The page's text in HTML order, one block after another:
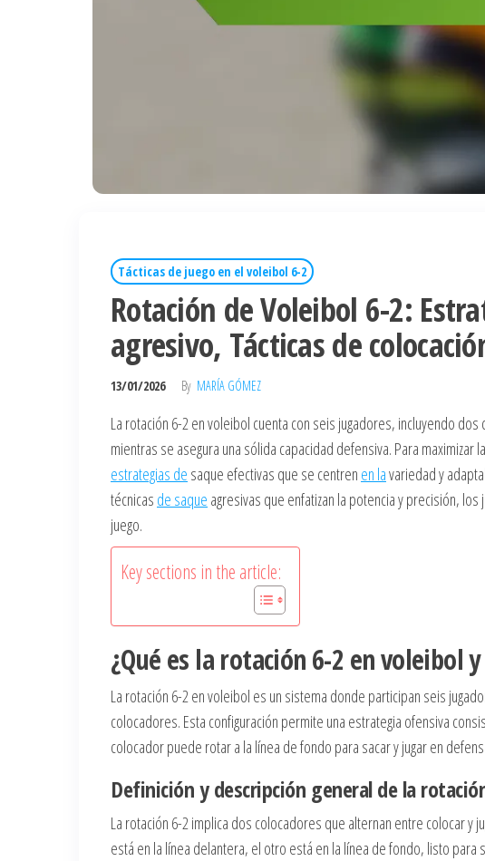
Tácticas de juego en el voleibol 6-2
Rotación de Voleibol 6-2:
agresivo, Tácticas de
13/01/2026 By MARÍA GÓMEZ
La rotación 6-2 en voleibol cuenta con seis jugadores, incluyendo
mientras se asegura una sólida capacidad defensiva. Para
estrategias de saque efectivas que se centren en lavariedad y
técnicas de saque agresivas que enfatizan la potencia y precisión,
juego.
Key sections in the article:
¿Qué es la rotación 6-2 en voleibol
La rotación 6-2 en voleibol es un sistema donde participan seis
colocadores. Esta configuración permite una estrategia ofensiva
colocador puede rotar a la línea de fondo para sacar y jugar en
Definición y descripción general de la
La rotación 6-2 implica dos colocadores que alternan entre colocar y
está en la línea delantera, el otro está en la línea de fondo, listo